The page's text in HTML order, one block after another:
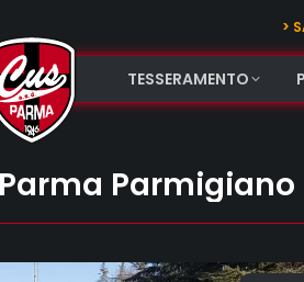
>
TESSERAMENTO
Parmigiano